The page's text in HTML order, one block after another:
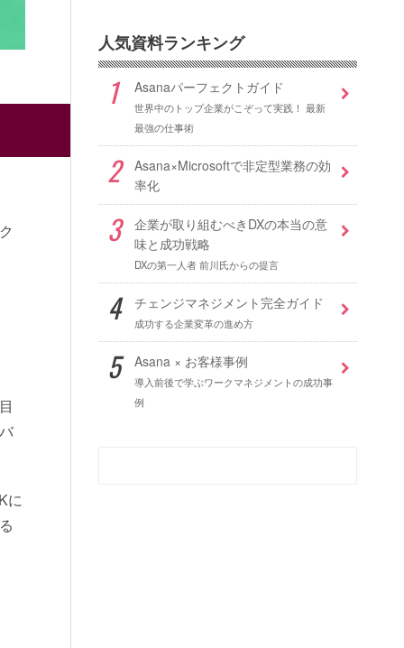
に
人気資料ランキング
Asanaパーフェクトガイド
世界中のトップ企業がこぞって実践！ 最新
最強の仕事術
Asana×Microsoftで非定型業務の効
率化
企業が取り組むべきDXの本当の意
味と成功戦略
DXの第一人者 前川氏からの提言
チェンジマネジメント完全ガイド
成功する企業変革の進め方
Asana × お客様事例
導入前後で学ぶワークマネジメントの成功事
例